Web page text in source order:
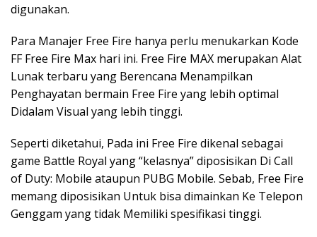
digunakan.
Para Manajer Free Fire hanya perlu menukarkan Kode
FF Free Fire Max hari ini. Free Fire MAX merupakan Alat
Lunak terbaru yang Berencana Menampilkan
Penghayatan bermain Free Fire yang lebih optimal
Didalam Visual yang lebih tinggi.
Seperti diketahui, Pada ini Free Fire dikenal sebagai
game Battle Royal yang “kelasnya” diposisikan Di Call
of Duty: Mobile ataupun PUBG Mobile. Sebab, Free Fire
memang diposisikan Untuk bisa dimainkan Ke Telepon
Genggam yang tidak Memiliki spesifikasi tinggi.